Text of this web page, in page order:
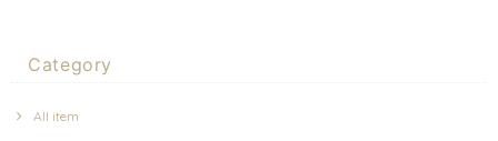
Category
All item